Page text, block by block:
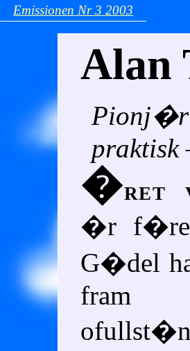
Emissionen Nr 3 2003
Alan
Pionj�r
praktisk
�ret
�r
G�del